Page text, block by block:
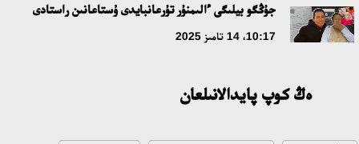
ۇلتتىق ءارحيۆتىڭ اشىلعانىنا 20 جىل: نەگىزگى جەتىستىكتەرى مەن
دامۋ باعىتى
مەملەكەت باسشىسى كوبەيتۇز كولىنىڭ جاي-كۇيىنە نازار اۋداردى
جۇڭگو بيلىگى ءالىمنۇر تۇرعانبايدى ۇستاعانىن راستادى
10:17، 14 تامىز 2025
ەڭ كوپ پايدالانىلعان